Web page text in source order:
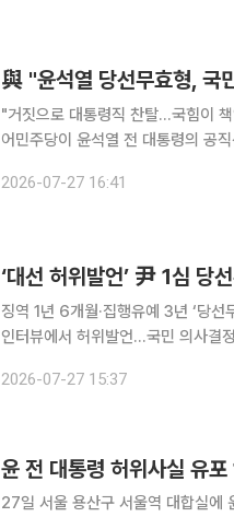
與 "윤석열 당선무효형, 국
"거짓으로 대통령직 찬탈…국힘이 책
어민주당이 윤석열 전 대통령의 공
견장 브리핑을 통해 "즉각 국민께
2026-07-27 16:41
‘대선 허위발언’ 尹 1심
징역 1년 6개월·집행유예 3년 ‘당
인터뷰에서 허위발언...국민 의사결정에 영향” 제20대 대통령 선거 과정에서
판결이 대법원에서 확정될 경우 국민
2026-07-27 15:37
윤 전 대통령 허위사실 유
27일 서울 용산구 서울역 대합실에